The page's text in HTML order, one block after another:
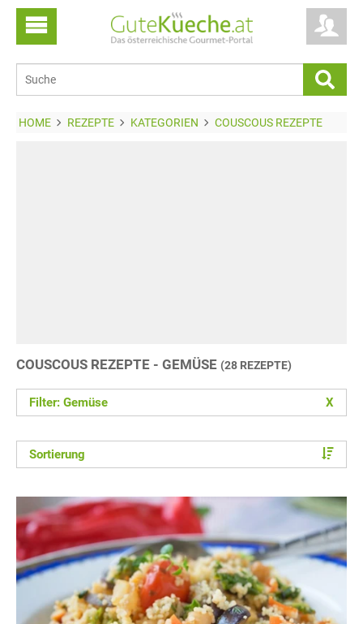
HOME REZEPTE KATEGORIEN COUSCOUS REZEPTE
COUSCOUS REZEPTE - GEMÜSE (28 REZEPTE)
Filter: Gemüse X
Sortierung